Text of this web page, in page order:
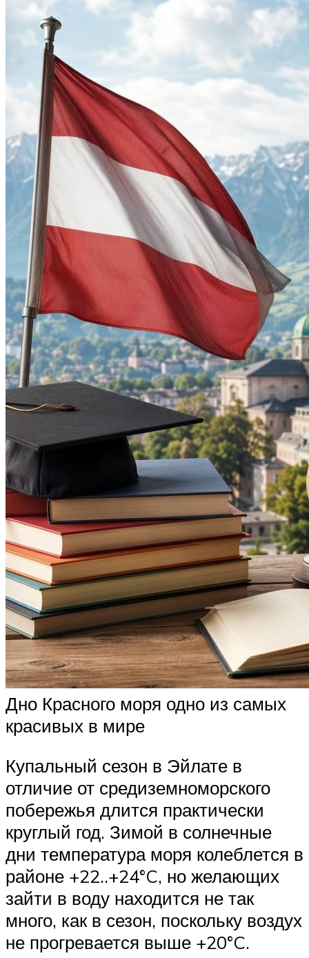
Дно Красного моря одно из самых
красивых в мире
Купальный сезон в Эйлате в
отличие от средиземноморского
побережья длится практически
круглый год. Зимой в солнечные
дни температура моря колеблется в
районе +22..+24°C, но желающих
зайти в воду находится не так
много, как в сезон, поскольку воздух
не прогревается выше +20°C.